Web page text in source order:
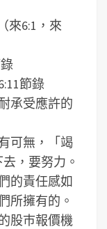
來6:1，來
節錄
承受應許的
可無，「竭
，要努力。
的責任感如
所擁有的。
股巿報價機